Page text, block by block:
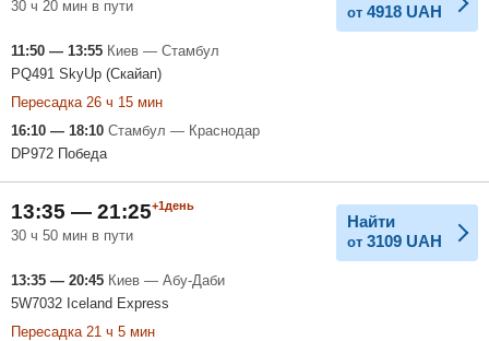
30 ч 20 мин в пути от 4918 UAH
11:50 — 13:55 Киев — Стамбул
PQ491 SkyUp (Скайап)
Пересадка 26 ч 15 мин
16:10 — 18:10 Стамбул — Краснодар
DP972 Победа
13:35 — 21:25+1день
30 ч 50 мин в пути
Найти
от 3109 UAH
13:35 — 20:45 Киев — Абу-Даби
5W7032 Iceland Express
Пересадка 21 ч 5 мин